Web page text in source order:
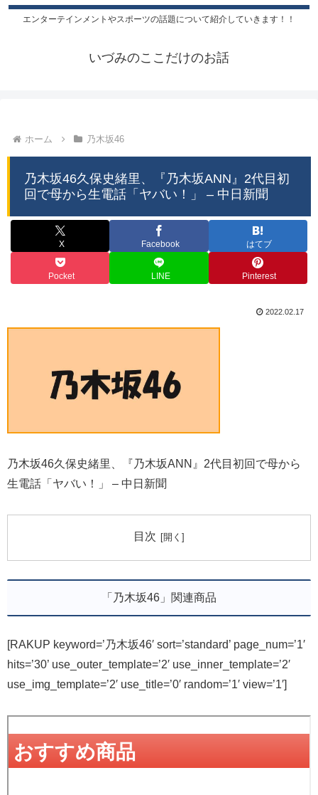
エンターテインメントやスポーツの話題について紹介していきます！！
いづみのここだけのお話
ホーム 乃木坂46
乃木坂46久保史緒里、『乃木坂ANN』2代目初
回で母から生電話「ヤバい！」 – 中日新聞
X Facebook はてブ
Pocket LINE Pinterest
2022.02.17
乃木坂46久保史緒里、『乃木坂ANN』2代目初回で母から
生電話「ヤバい！」 – 中日新聞
目次
「乃木坂46」関連商品
[RAKUP keyword=’乃木坂46′ sort=’standard’ page_num=’1′
hits=’30’ use_outer_template=’2′ use_inner_template=’2′
use_img_template=’2′ use_title=’0′ random=’1′ view=’1′]